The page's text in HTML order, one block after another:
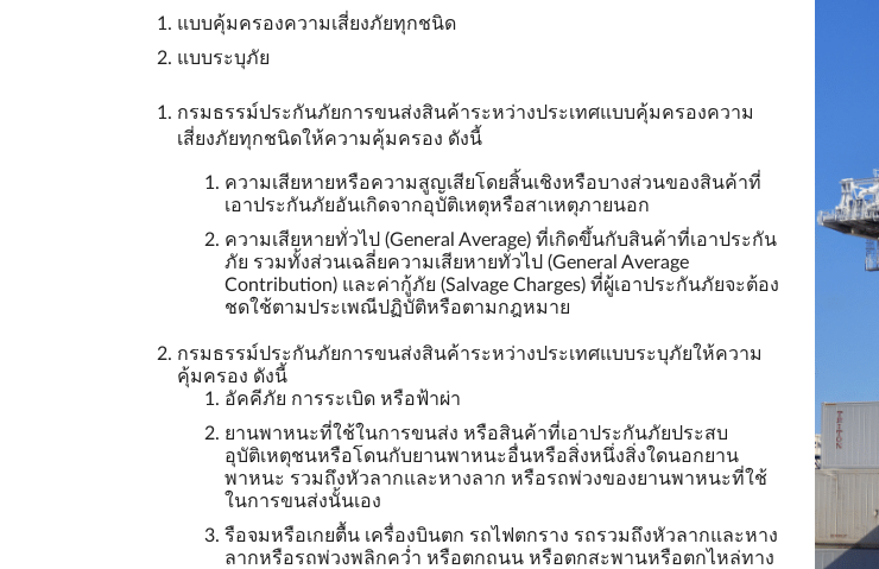
แบบคุ้มครองความเสี่ยงภัยทุกชนิด
แบบระบุภัย
กรมธรรม์ประกันภัยการขนส่งสินค้าระหว่างประเทศแบบคุ้มครองความ
เสี่ยงภัยทุกชนิดให้ความคุ้มครอง ดังนี้
ความเสียหายหรือความสูญเสียโดยสิ้นเชิงหรือบางส่วนของสินค้าที่
เอาประกันภัยอันเกิดจากอุบัติเหตุหรือสาเหตุภายนอก
ความเสียหายทั่วไป (General Average) ที่เกิดขึ้นกับสินค้าที่เอาประกัน
ภัย รวมทั้งส่วนเฉลี่ยความเสียหายทั่วไป (General Average
Contribution) และค่ากู้ภัย (Salvage Charges) ที่ผู้เอาประกันภัยจะต้อง
ชดใช้ตามประเพณีปฏิบัติหรือตามกฎหมาย
กรมธรรม์ประกันภัยการขนส่งสินค้าระหว่างประเทศแบบระบุภัยให้ความ
คุ้มครอง ดังนี้
อัคคีภัย การระเบิด หรือฟ้าผ่า
ยานพาหนะที่ใช้ในการขนส่ง หรือสินค้าที่เอาประกันภัยประสบ
อุบัติเหตุชนหรือโดนกับยานพาหนะอื่นหรือสิ่งหนึ่งสิ่งใดนอกยาน
พาหนะ รวมถึงหัวลากและหางลาก หรือรถพ่วงของยานพาหนะที่ใช้
ในการขนส่งนั้นเอง
รือจมหรือเกยตื้น เครื่องบินตก รถไฟตกราง รถรวมถึงหัวลากและหาง
ลากหรือรถพ่วงพลิกคว่ำ หรือตกถนน หรือตกสะพานหรือตกไหล่ทาง